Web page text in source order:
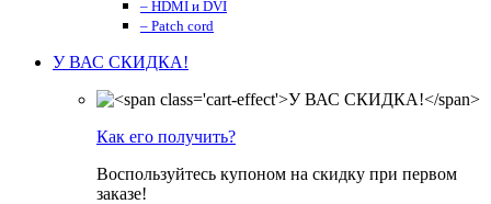
– HDMI и DVI
– Patch cord
У ВАС СКИДКА!
Как его получить?
Воспользуйтесь купоном на скидку при первом
заказе!